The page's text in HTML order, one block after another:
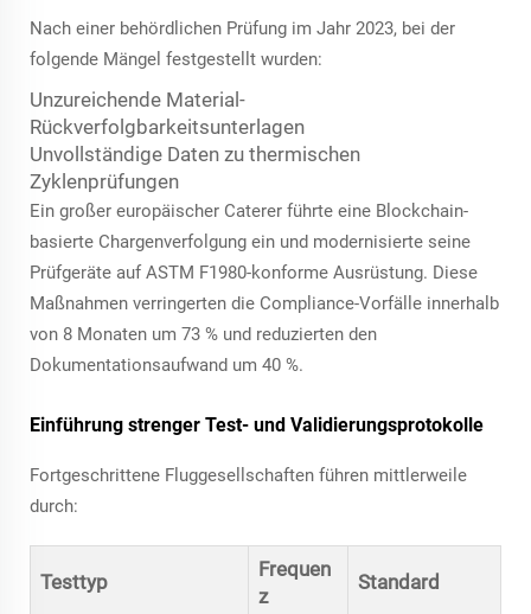
Nach einer behördlichen Prüfung im Jahr 2023, bei der
folgende Mängel festgestellt wurden:
Unzureichende Material-
Rückverfolgbarkeitsunterlagen
Unvollständige Daten zu thermischen
Zyklenprüfungen
Ein großer europäischer Caterer führte eine Blockchain-
basierte Chargenverfolgung ein und modernisierte seine
Prüfgeräte auf ASTM F1980-konforme Ausrüstung. Diese
Maßnahmen verringerten die Compliance-Vorfälle innerhalb
von 8 Monaten um 73 % und reduzierten den
Dokumentationsaufwand um 40 %.
Einführung strenger Test- und Validierungsprotokolle
Fortgeschrittene Fluggesellschaften führen mittlerweile
durch:
Testtyp
Frequen
z
Standard